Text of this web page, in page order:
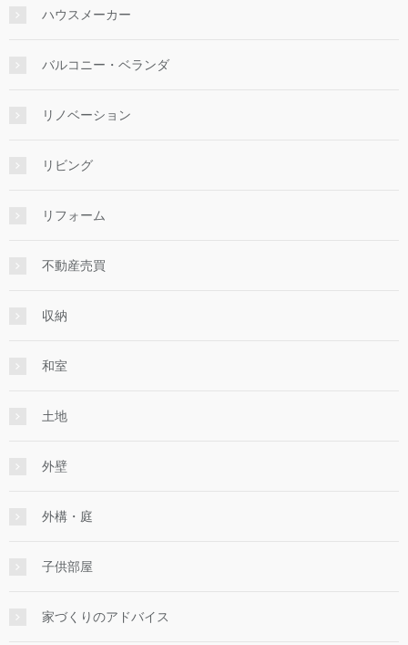
ハウスメーカー
バルコニー・ベランダ
リノベーション
リビング
リフォーム
不動産売買
収納
和室
土地
外壁
外構・庭
子供部屋
家づくりのアドバイス